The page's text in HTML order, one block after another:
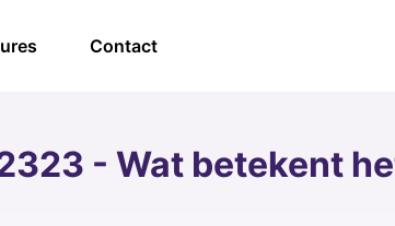
Contact
- Wat betekent